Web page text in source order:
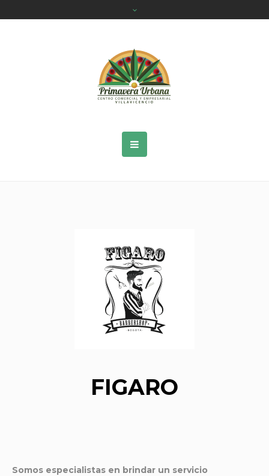
FIGARO
Somos especialistas en brindar un servicio